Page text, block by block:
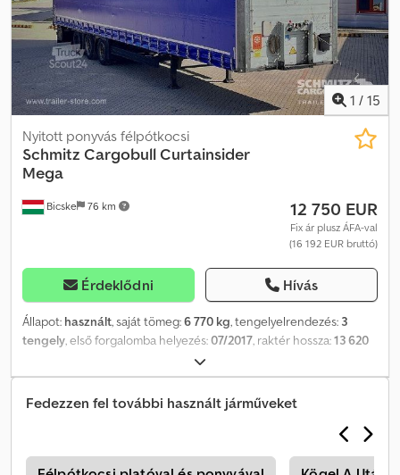
1 / 15
Bicske 76 km
Nyitott ponyvás félpótkocsi
Schmitz CargobullCurtainsider
Mega
12 750 EUR
Fix ár plusz ÁFA-val
(16 192 EUR bruttó)
Érdeklődni Hívás
Állapot: használt, saját tömeg:6 770 kg, tengelyelrendezés: 3
tengely, első forgalomba helyezés:07/2017, raktér hossza:13 620
2 480 mm
rakodótér térfogata:101 m³, felfüggesztés:levegő, abroncs méret:
445/45 R19,5, Gyártási év: 2017 , Felszereltség: ABS, Önsúly: 6.770
kg, DIN EN 12642 (XL kód) tanúsítvány, raktér méret (H Sz M): 13.620
raktérfogat: 101 m³, 1. tengely: , 2. tengely: , 3. tengely: , légrugózás,
hátsó aláfutásgátló, önszintező felfüggesztés, elektronikus
Fedezzen fel további használt járműveket